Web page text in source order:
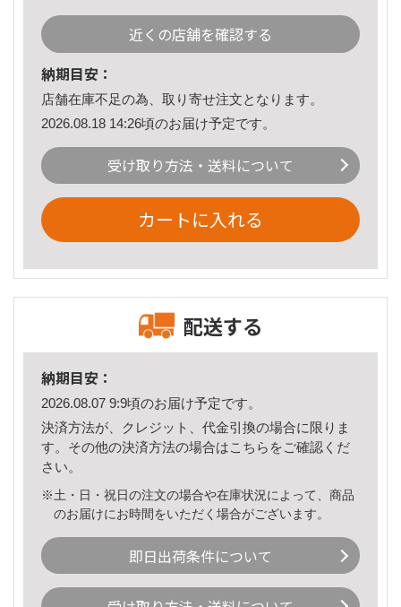
近くの店舗を確認する
納期目安：
店舗在庫不足の為、取り寄せ注文となります。
2026.08.18 14:26頃のお届け予定です。
受け取り方法・送料について
カートに入れる
配送する
納期目安：
2026.08.07 9:9頃のお届け予定です。
決済方法が、クレジット、代金引換の場合に限りま
す。その他の決済方法の場合はこちら をご確認くだ
さい。
※土・日・祝日の注文の場合や在庫状況によって、商品
のお届けにお時間をいただく場合がございます。
即日出荷条件について